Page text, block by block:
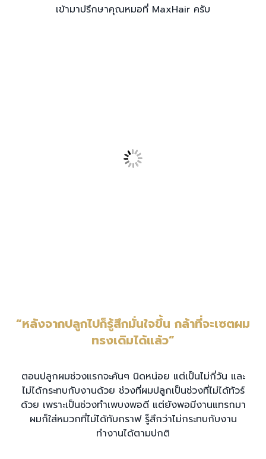
เข้ามาปรึกษาคุณหมอที่ MaxHair ครับ
“หลังจากปลูกไปก็รู้สึกมั่นใจขึ้น กล้าที่จะเซตผม
ทรงเดิมได้แล้ว”
ตอนปลูกผมช่วงแรกจะคันๆ นิดหน่อย แต่เป็นไม่กี่วัน และ
ไม่ได้กระทบกับงานด้วย ช่วงที่ผมปลูกเป็นช่วงที่ไม่ได้ทัวร์
ด้วย เพราะเป็นช่วงทำเพบงพอดี แต่ยังพอมีงานแทรกมา
ผมก็ใส่หมวกที่ไม่ได้ทับกราฟ รู็สึกว่าไม่กระทบกับงาน
ทำงานได้ตามปกติ